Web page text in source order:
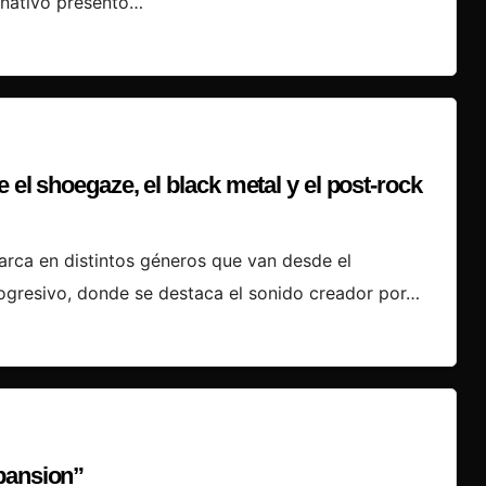
el shoegaze, el black metal y el post-rock
en distintos géneros que van desde el
donde se destaca el sonido creador por…